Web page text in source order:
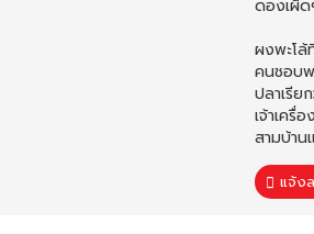
ดองเผ็ด
ผงพะโล้
คนชอบ
ปลาเรีย
เจ้าเครื่
สามบ้าน
แจ้ง